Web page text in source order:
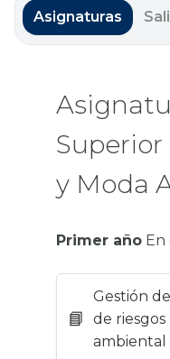
Asignaturas
y Moda
Primer año En
Gestión
de
ambiental